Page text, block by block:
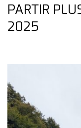
PARTIR
2025